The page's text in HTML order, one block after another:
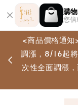
購
您信
<商品價格通
調漲，8/16起
次性全面調漲